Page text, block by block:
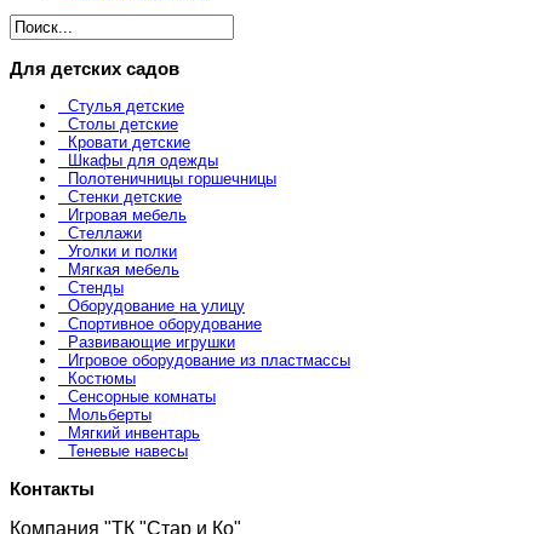
Для детских садов
Стулья детские
Столы детские
Кровати детские
Шкафы для одежды
Полотеничницы горшечницы
Стенки детские
Игровая мебель
Стеллажи
Уголки и полки
Мягкая мебель
Стенды
Оборудование на улицу
Спортивное оборудование
Развивающие игрушки
Игровое оборудование из пластмассы
Костюмы
Сенсорные комнаты
Мольберты
Мягкий инвентарь
Теневые навесы
Контакты
Компания "ТК "Стар и Ко"